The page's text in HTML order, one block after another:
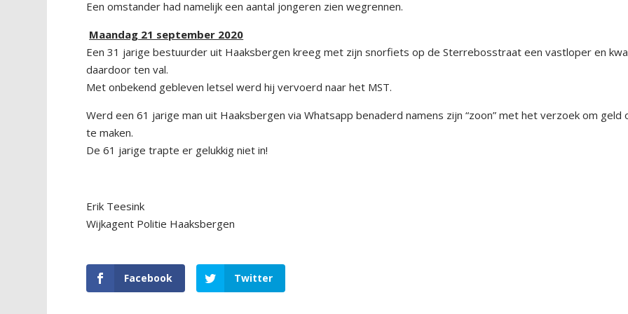
Een omstander had namelijk een aantal jongeren zien wegrennen.
Maandag 21 september 2020
Een 31 jarige bestuurder uit Haaksbergen kreeg met zijn snorfiets op de Sterrebosstraat een vastloper en
daardoor ten val.
Met onbekend gebleven letsel werd hij vervoerd naar het MST.
Werd een 61 jarige man uit Haaksbergen via Whatsapp benaderd namens zijn “zoon” met het verzoek om geld
te maken.
De 61 jarige trapte er gelukkig niet in!
Erik Teesink
Wijkagent Politie Haaksbergen
Facebook Twitter